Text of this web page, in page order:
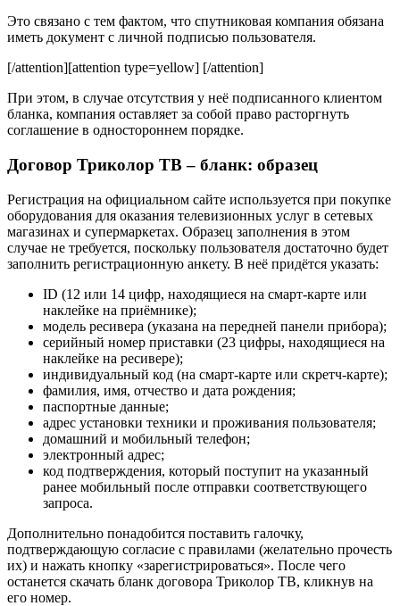
Это связано с тем фактом, что спутниковая компания обязана
иметь документ с личной подписью пользователя.
[/attention][attention type=yellow] [/attention]
При этом, в случае отсутствия у неё подписанного клиентом
бланка, компания оставляет за собой право расторгнуть
соглашение в одностороннем порядке.
Договор Триколор ТВ – бланк: образец
Регистрация на официальном сайте используется при покупке
оборудования для оказания телевизионных услуг в сетевых
магазинах и супермаркетах. Образец заполнения в этом
случае не требуется, поскольку пользователя достаточно будет
заполнить регистрационную анкету. В неё придётся указать:
ID (12 или 14 цифр, находящиеся на смарт-карте или
наклейке на приёмнике);
модель ресивера (указана на передней панели прибора);
серийный номер приставки (23 цифры, находящиеся на
наклейке на ресивере);
индивидуальный код (на смарт-карте или скретч-карте);
фамилия, имя, отчество и дата рождения;
паспортные данные;
адрес установки техники и проживания пользователя;
домашний и мобильный телефон;
электронный адрес;
код подтверждения, который поступит на указанный
ранее мобильный после отправки соответствующего
запроса.
Дополнительно понадобится поставить галочку,
подтверждающую согласие с правилами (желательно прочесть
их) и нажать кнопку «зарегистрироваться». После чего
останется скачать бланк договора Триколор ТВ, кликнув на
его номер.